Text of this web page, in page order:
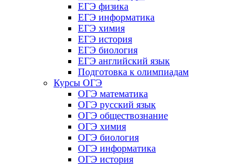
ЕГЭ физика
ЕГЭ информатика
ЕГЭ химия
ЕГЭ история
ЕГЭ биология
ЕГЭ английский язык
Подготовка к олимпиадам
Курсы ОГЭ
ОГЭ математика
ОГЭ русский язык
ОГЭ обществознание
ОГЭ химия
ОГЭ биология
ОГЭ информатика
ОГЭ история